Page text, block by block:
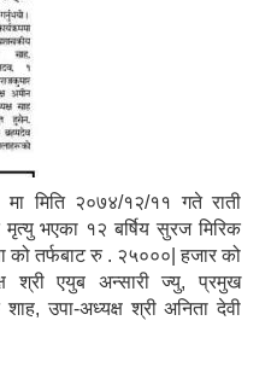
मा मिति २०७४/१२/११ गते राती
भएका १२ बर्षिय सुरज मिरिक
को तर्फबाट रु . २५०००| हजार को
श्री एयुब अन्सारी ज्यु, प्रमुख
उपा-अध्यक्ष श्री अनिता देवी